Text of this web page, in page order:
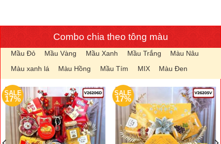
Combo chia theo tông màu
Mầu Đỏ Mầu Vàng Mầu Xanh Mầu Trắng
Màu Nâu
Màu xanh lá
Màu Hồng Mầu Tím MIX Màu Đen
SALE
17%
SALE
17%